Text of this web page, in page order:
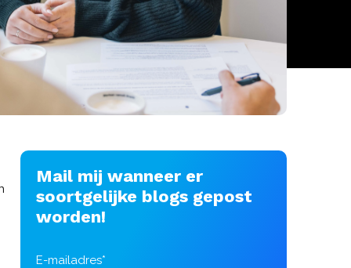
Mail mij wanneer er
soortgelijke blogs gepost
worden!
E-mailadres*